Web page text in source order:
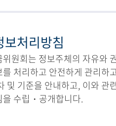
보처리방침
위원회는 정보주체의 자유와
를 처리하고 안전하게 관리하
및 기준을 안내하고, 이와 관
을 수립・공개합니다.